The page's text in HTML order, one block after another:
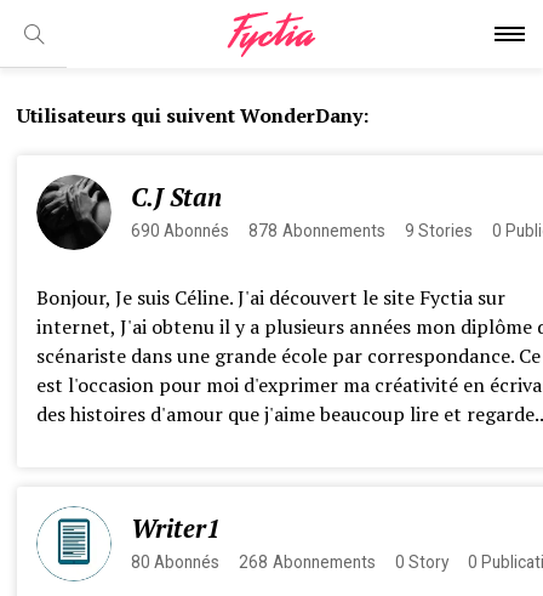
Utilisateurs qui suivent WonderDany:
C.J Stan
690 Abonnés 878 Abonnements 9 Stories 0
Bonjour, Je suis Céline. J'ai découvert le site Fyctia sur
internet, J'ai obtenu il y a plusieurs années mon diplôme
scénariste dans une grande école par correspondance.
est l'occasion pour moi d'exprimer ma créativité en
des histoires d'amour que j'aime beaucoup lire et
Writer1
80 Abonnés 268 Abonnements 0 Story 0